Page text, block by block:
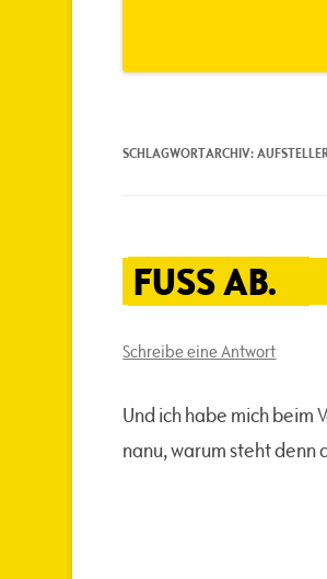
SCHLAGWORTARCHIV:
FUSS AB.
Schreibe eine Antwort
Und ich habe mich
nanu, warum steht denn